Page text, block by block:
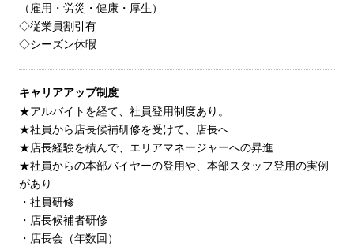
（雇用・労災・健康・厚生）
◇従業員割引有
◇シーズン休暇
キャリアアップ制度
★アルバイトを経て、社員登用制度あり。
★社員から店長候補研修を受けて、店長へ
★店長経験を積んで、エリアマネージャーへの昇進
★社員からの本部バイヤーの登用や、本部スタッフ登用の実例
があり
・社員研修
・店長候補者研修
・店長会（年数回）